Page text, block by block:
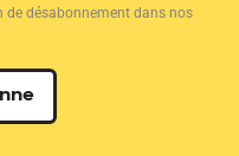
de désabonnement dans nos